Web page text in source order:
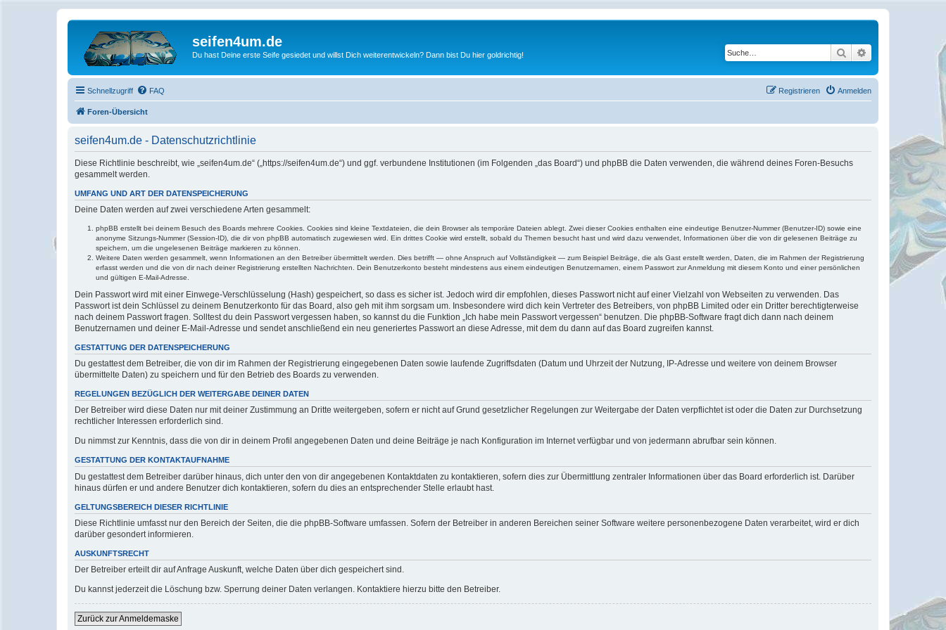
seifen4um.de
Du hast Deine erste Seife gesiedet und willst Dich weiterentwickeln? Dann bist Du hier goldrichtig! Suche Erweiterte Suche
Schnellzugriff FAQ Anmelden
Registrieren
Foren-Übersicht
seifen4um.de - Datenschutzrichtlinie
Diese Richtlinie beschreibt, wie „seifen4um.de“ („https://seifen4um.de“) und ggf. verbundene Institutionen (im Folgenden „das Board“) und phpBB die Daten verwenden, die während deines Foren-Besuchs
gesammelt werden.
UMFANG UND ART DER DATENSPEICHERUNG
Deine Daten werden auf zwei verschiedene Arten gesammelt:
phpBB erstellt bei deinem Besuch des Boards mehrere Cookies. Cookies sind kleine Textdateien, die dein Browser als temporäre Dateien ablegt. Zwei dieser Cookies enthalten eine eindeutige Benutzer-Nummer (Benutzer-ID) sowie eine
anonyme Sitzungs-Nummer (Session-ID), die dir von phpBB automatisch zugewiesen wird. Ein drittes Cookie wird erstellt, sobald du Themen besucht hast und wird dazu verwendet, Informationen über die von dir gelesenen Beiträge zu
speichern, um die ungelesenen Beiträge markieren zu können.
Weitere Daten werden gesammelt, wenn Informationen an den Betreiber übermittelt werden. Dies betrifft — ohne Anspruch auf Vollständigkeit — zum Beispiel Beiträge, die als Gast erstellt werden, Daten, die im Rahmen der Registrierung
erfasst werden und die von dir nach deiner Registrierung erstellten Nachrichten. Dein Benutzerkonto besteht mindestens aus einem eindeutigen Benutzernamen, einem Passwort zur Anmeldung mit diesem Konto und einer persönlichen
und gültigen E-Mail-Adresse.
Dein Passwort wird mit einer Einwege-Verschlüsselung (Hash) gespeichert, so dass es sicher ist. Jedoch wird dir empfohlen, dieses Passwort nicht auf einer Vielzahl von Webseiten zu verwenden. Das
Passwort ist dein Schlüssel zu deinem Benutzerkonto für das Board, also geh mit ihm sorgsam um. Insbesondere wird dich kein Vertreter des Betreibers, von phpBB Limited oder ein Dritter berechtigterweise
nach deinem Passwort fragen. Solltest du dein Passwort vergessen haben, so kannst du die Funktion „Ich habe mein Passwort vergessen“ benutzen. Die phpBB-Software fragt dich dann nach deinem
Benutzernamen und deiner E-Mail-Adresse und sendet anschließend ein neu generiertes Passwort an diese Adresse, mit dem du dann auf das Board zugreifen kannst.
GESTATTUNG DER DATENSPEICHERUNG
Du gestattest dem Betreiber, die von dir im Rahmen der Registrierung eingegebenen Daten sowie laufende Zugriffsdaten (Datum und Uhrzeit der Nutzung, IP-Adresse und weitere von deinem Browser
übermittelte Daten) zu speichern und für den Betrieb des Boards zu verwenden.
REGELUNGEN BEZÜGLICH DER WEITERGABE DEINER DATEN
Der Betreiber wird diese Daten nur mit deiner Zustimmung an Dritte weitergeben, sofern er nicht auf Grund gesetzlicher Regelungen zur Weitergabe der Daten verpflichtet ist oder die Daten zur Durchsetzung
rechtlicher Interessen erforderlich sind.
Du nimmst zur Kenntnis, dass die von dir in deinem Profil angegebenen Daten und deine Beiträge je nach Konfiguration im Internet verfügbar und von jedermann abrufbar sein können.
GESTATTUNG DER KONTAKTAUFNAHME
Du gestattest dem Betreiber darüber hinaus, dich unter den von dir angegebenen Kontaktdaten zu kontaktieren, sofern dies zur Übermittlung zentraler Informationen über das Board erforderlich ist. Darüber
hinaus dürfen er und andere Benutzer dich kontaktieren, sofern du dies an entsprechender Stelle erlaubt hast.
GELTUNGSBEREICH DIESER RICHTLINIE
Diese Richtlinie umfasst nur den Bereich der Seiten, die die phpBB-Software umfassen. Sofern der Betreiber in anderen Bereichen seiner Software weitere personenbezogene Daten verarbeitet, wird er dich
darüber gesondert informieren.
AUSKUNFTSRECHT
Der Betreiber erteilt dir auf Anfrage Auskunft, welche Daten über dich gespeichert sind.
Du kannst jederzeit die Löschung bzw. Sperrung deiner Daten verlangen. Kontaktiere hierzu bitte den Betreiber.
Zurück zur Anmeldemaske